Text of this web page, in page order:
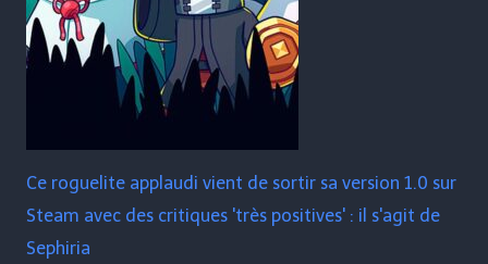
Ce roguelite applaudi vient de sortir sa version 1.0 sur
Steam avec des critiques 'très positives' : il s'agit de
Sephiria